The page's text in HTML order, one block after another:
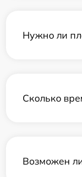
Нужно ли
Сколько
Возможен